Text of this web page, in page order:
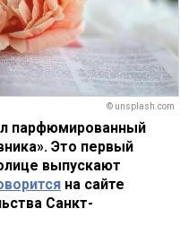
© unsplash.com
парфюмированный
Это первый
выпускают
на сайте
Санкт-